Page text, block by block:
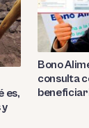
es,
y
Bono
consulta